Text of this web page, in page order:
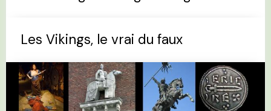
Les Vikings, le vrai du faux